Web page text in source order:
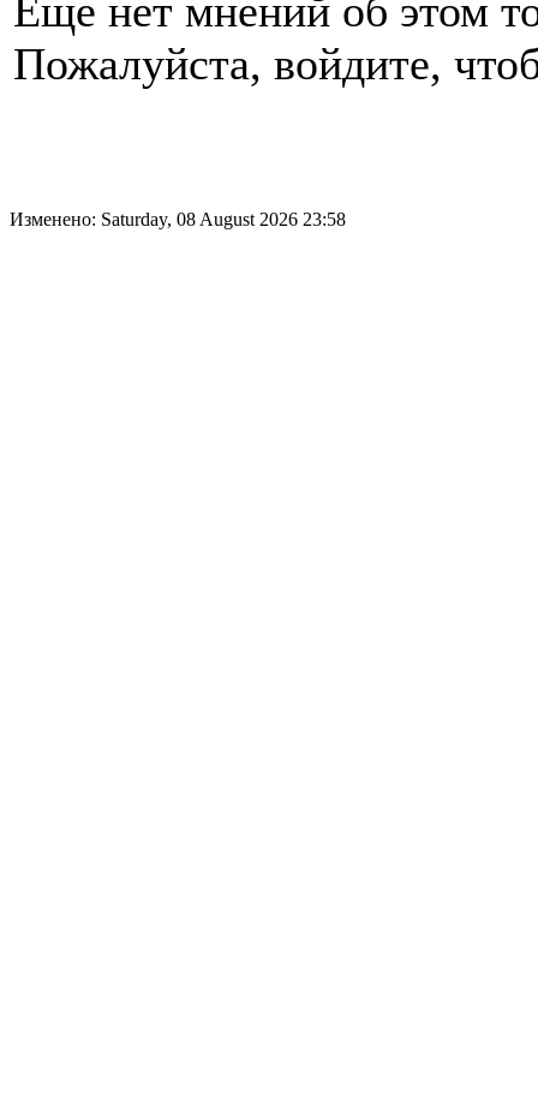
Еще нет мнений об этом
Пожалуйста, войдите,
Изменено: Saturday, 08 August 2026 23:58